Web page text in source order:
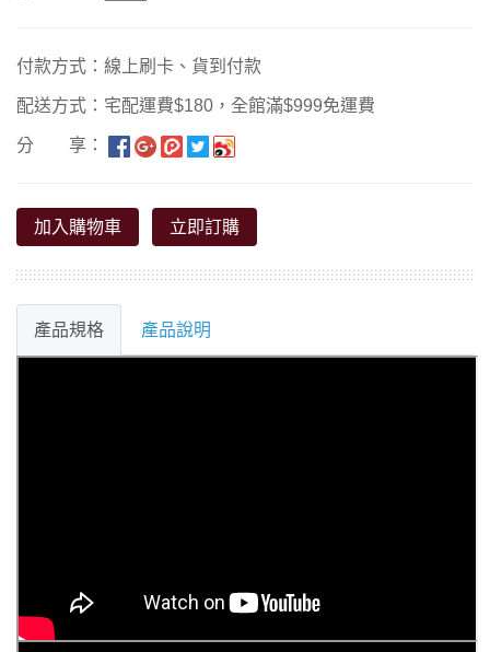
付款方式：線上刷卡、貨到付款
配送方式：宅配運費$180，全館滿$999免運費
分 享：
加入購物車 立即訂購
產品規格 產品說明